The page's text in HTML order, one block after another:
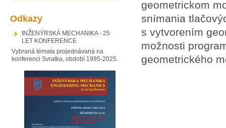
Odkazy
INŽENÝRSKÁ MECHANIKA - 25
LET KONFERENCE
Vybraná témata projednávaná na
konferenci Svratka, období 1995-2025.
geometrickom
snímania
s vytvorením
možnosti
geometrického